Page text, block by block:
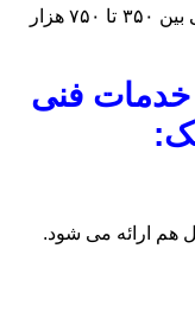
قیمت بستگی به نوع شی و محل گرفتگی بین ۳۵۰ تا ۷۵۰ هزار
خدمات فنی
هم ارائه می‌ شود.